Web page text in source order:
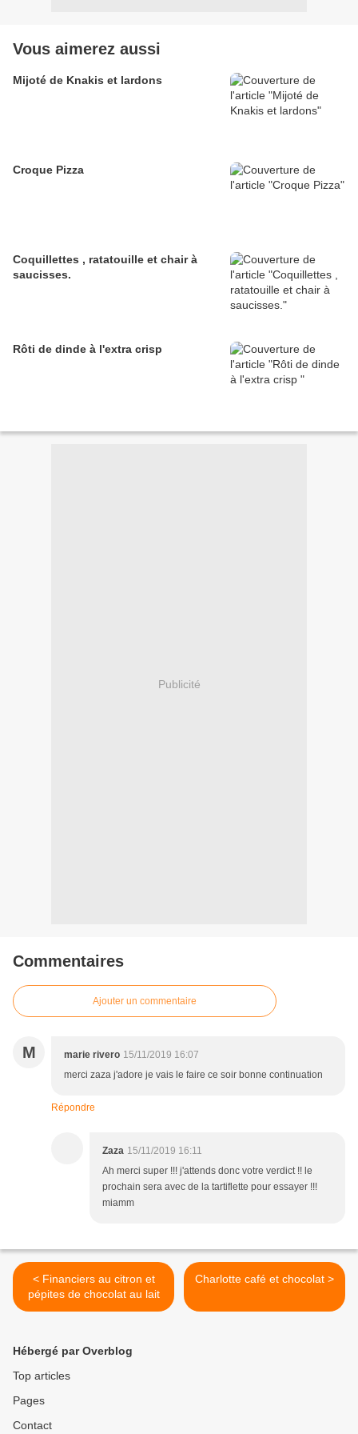
Vous aimerez aussi
Mijoté de Knakis et lardons
Croque Pizza
Coquillettes , ratatouille et chair à
saucisses.
Rôti de dinde à l'extra crisp
Publicité
Commentaires
Ajouter un commentaire
M marie rivero 15/11/2019 16:07
merci zaza j'adore je vais le faire ce soir bonne continuation
Répondre
Zaza 15/11/2019 16:11
Ah merci super !!! j'attends donc votre verdict !! le
prochain sera avec de la tartiflette pour essayer !!!
miamm
< Financiers au citron et
pépites de chocolat au lait
Charlotte café et chocolat >
Hébergé par Overblog
Top articles
Pages
Contact